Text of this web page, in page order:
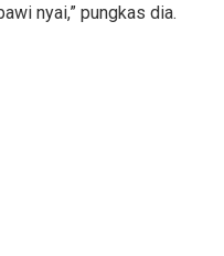
nyai,” pungkas dia.